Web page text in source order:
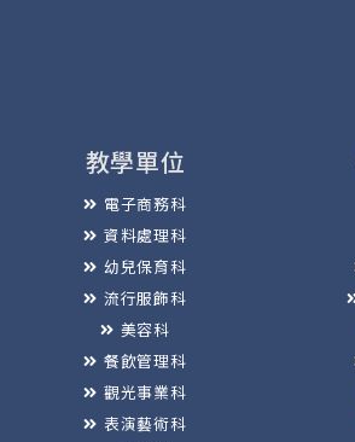
教學單位
電子商務科
資料處理科
幼兒保育科
流行服飾科
美容科
餐飲管理科
觀光事業科
表演藝術科